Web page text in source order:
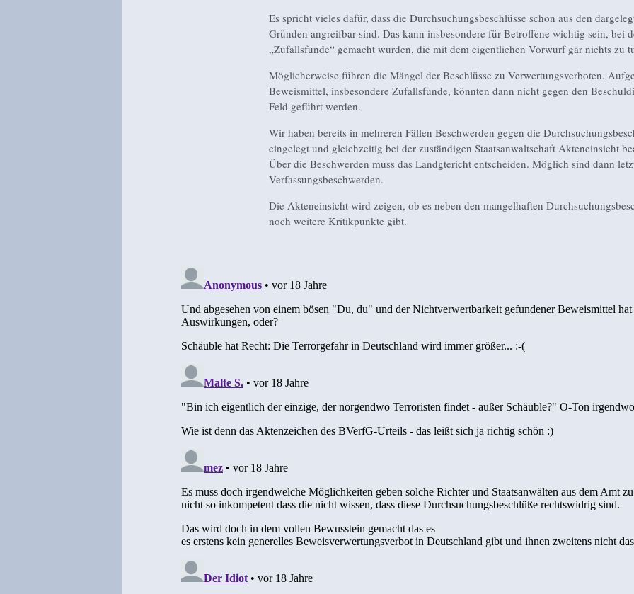
Es spricht vieles dafür, dass die Durchsuchungsbeschlüsse schon aus den
Gründen angreifbar sind. Das kann insbesondere für Betroffene wichtig sein, bei
„Zufallsfunde“ gemacht wurden, die mit dem eigentlichen Vorwurf gar nichts zu
Möglicherweise führen die Mängel der Beschlüsse zu Verwertungsverboten.
Beweismittel, insbesondere Zufallsfunde, könnten dann nicht gegen den
Feld geführt werden.
Wir haben bereits in mehreren Fällen Beschwerden gegen die
eingelegt und gleichzeitig bei der zuständigen Staatsanwaltschaft Akteneinsicht
Über die Beschwerden muss das Landgtericht entscheiden. Möglich sind dann
Verfassungsbeschwerden.
Die Akteneinsicht wird zeigen, ob es neben den mangelhaften
noch weitere Kritikpunkte gibt.